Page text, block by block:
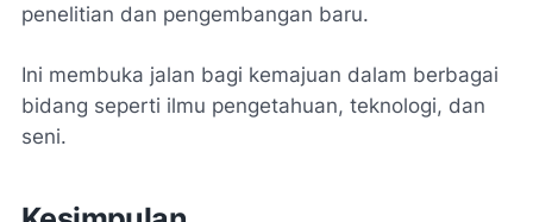
penelitian dan pengembangan baru.
Ini membuka jalan bagi kemajuan dalam berbagai
bidang seperti ilmu pengetahuan, teknologi, dan
seni.